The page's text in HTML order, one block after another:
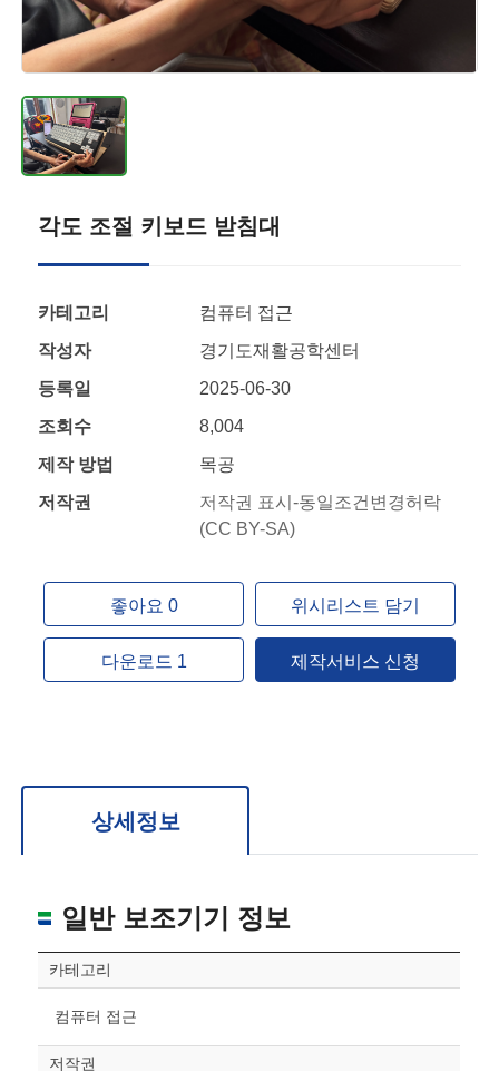
각도 조절 키보드 받침대
카테고리
컴퓨터 접근
작성자
경기도재활공학센터
등록일
2025-06-30
조회수
8,004
제작 방법
목공
저작권
저작권 표시-동일조건변경허락
(CC BY-SA)
좋아요 0 위시리스트 담기
다운로드 1 제작서비스 신청
상세정보
일반 보조기기 정보
카테고리
컴퓨터 접근
저작권